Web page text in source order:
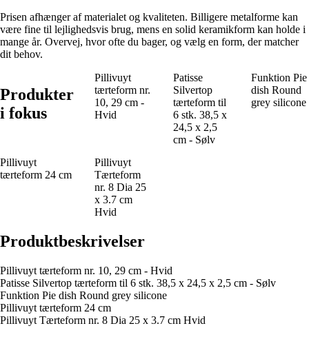
Prisen afhænger af materialet og kvaliteten. Billigere metalforme kan
være fine til lejlighedsvis brug, mens en solid keramikform kan holde i
mange år. Overvej, hvor ofte du bager, og vælg en form, der matcher
dit behov.
Produkter
i fokus
Pillivuyt
tærteform nr.
10, 29 cm -
Hvid
Patisse
Silvertop
tærteform til
6 stk. 38,5 x
24,5 x 2,5
cm - Sølv
Funktion Pie
dish Round
grey silicone
Pillivuyt
tærteform 24 cm
Pillivuyt
Tærteform
nr. 8 Dia 25
x 3.7 cm
Hvid
Produktbeskrivelser
Pillivuyt tærteform nr. 10, 29 cm - Hvid
Patisse Silvertop tærteform til 6 stk. 38,5 x 24,5 x 2,5 cm - Sølv
Funktion Pie dish Round grey silicone
Pillivuyt tærteform 24 cm
Pillivuyt Tærteform nr. 8 Dia 25 x 3.7 cm Hvid